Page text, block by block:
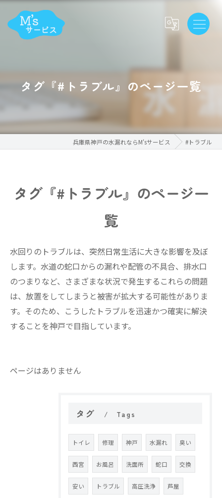
タグ『#トラブル』のページ一覧
兵庫県神戸の水漏れならM'sサービス #トラブル
タグ『#トラブル』のページ一
覧
水回りのトラブルは、突然日常生活に大きな影響を及ぼ
します。水道の蛇口からの漏れや配管の不具合、排水口
のつまりなど、さまざまな状況で発生するこれらの問題
は、放置をしてしまうと被害が拡大する可能性がありま
す。そのため、こうしたトラブルを迅速かつ確実に解決
することを神戸で目指しています。
ページはありません
タグ Tags
トイレ 修理 神戸 水漏れ 臭い
西宮 お風呂 洗面所 蛇口 交換
安い トラブル 高圧洗浄 芦屋